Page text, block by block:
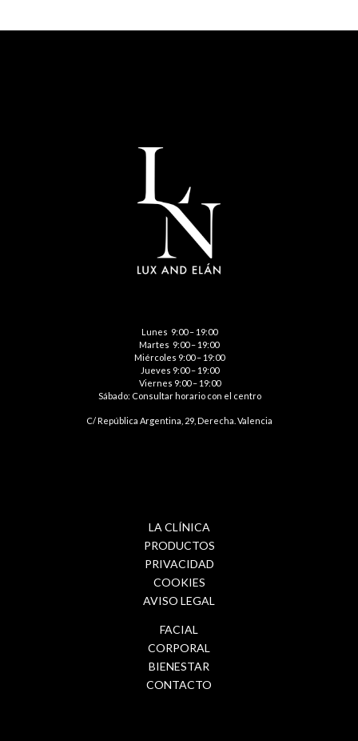
Lunes 9:00 – 19:00
Martes 9:00 – 19:00
Miércoles 9:00 – 19:00
Jueves 9:00 – 19:00
Viernes 9:00 – 19:00
Sábado: Consultar horario con el centro
C/ República Argentina, 29, Derecha. Valencia
LA CLÍNICA
PRODUCTOS
PRIVACIDAD
COOKIES
AVISO LEGAL
FACIAL
CORPORAL
BIENESTAR
CONTACTO